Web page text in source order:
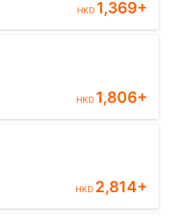
HKD 1,369+
HKD 1,806+
HKD 2,814+